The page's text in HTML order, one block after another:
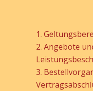
1.
2. Angebote
3.